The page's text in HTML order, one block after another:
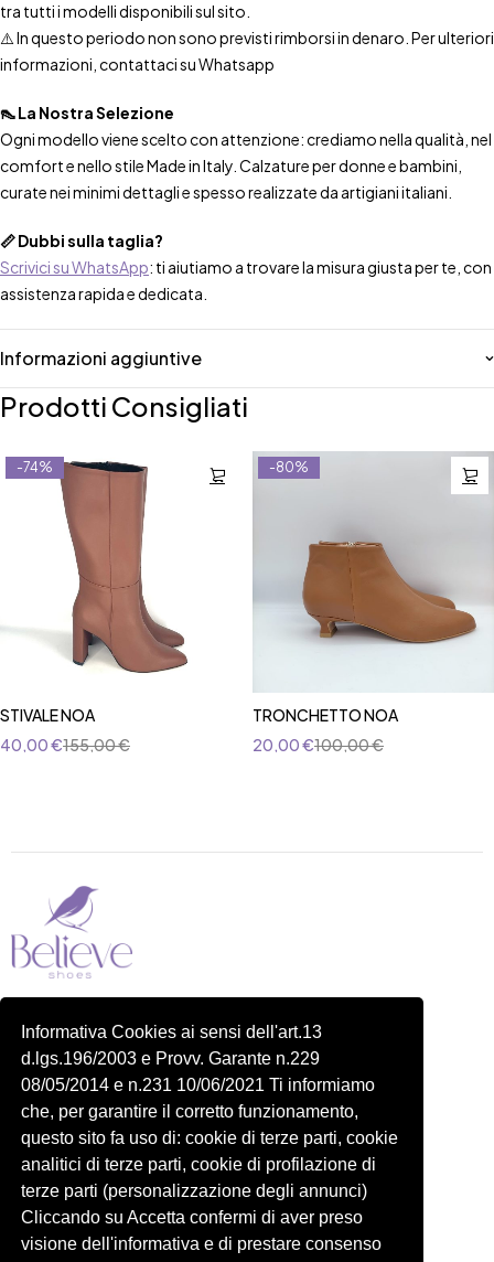
Informativa Cookies ai sensi dell'art.13
d.lgs.196/2003 e Provv. Garante n.229
08/05/2014 e n.231 10/06/2021 Ti informiamo
che, per garantire il corretto funzionamento,
questo sito fa uso di: cookie di terze parti, cookie
analitici di terze parti, cookie di profilazione di
terze parti (personalizzazione degli annunci)
Cliccando su Accetta confermi di aver preso
visione dell'informativa e di prestare consenso
tra tutti i modelli disponibili sul sito.
⚠️ In questo periodo non sono previsti rimborsi in denaro. Per ulteriori
informazioni, contattaci su Whatsapp
👠 La Nostra Selezione
Ogni modello viene scelto con attenzione: crediamo nella qualità, nel
comfort e nello stile Made in Italy. Calzature per donne e bambini,
curate nei minimi dettagli e spesso realizzate da artigiani italiani.
📏 Dubbi sulla taglia?
Scrivici su WhatsApp: ti aiutiamo a trovare la misura giusta per te, con
assistenza rapida e dedicata.
Informazioni aggiuntive
Prodotti Consigliati
-74%
STIVALE NOA
155,00€
40,00€
-80%
TRONCHETTO NOA
100,00€
20,00€
P.IVA 14822091006
N.REA: RM-1548401
C.SOCIALE: €10,00
334 918 4321
Shop
Donna
Bambini
Account
Carrello
Profilo
Ordini